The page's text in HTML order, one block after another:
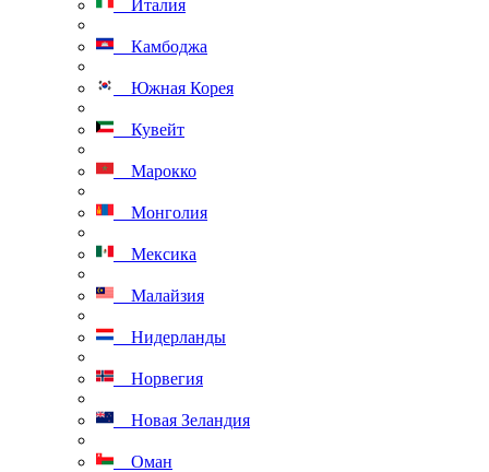
Италия
Камбоджа
Южная Корея
Кувейт
Марокко
Монголия
Мексика
Малайзия
Нидерланды
Норвегия
Новая Зеландия
Оман